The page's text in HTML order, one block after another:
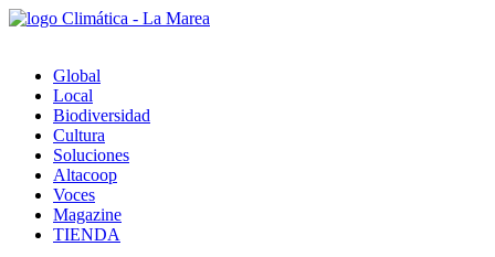
Global
Local
Biodiversidad
Cultura
Soluciones
Altacoop
Voces
Magazine
TIENDA